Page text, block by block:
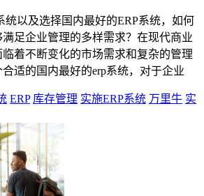
统以及选择国内最好的ERP系统，如何
足企业管理的多样需求？在现代商业
着不断变化的市场需求和复杂的管理
适的国内最好的erp系统，对于企业
ERP 库存管理 实施ERP系统 万里牛 实